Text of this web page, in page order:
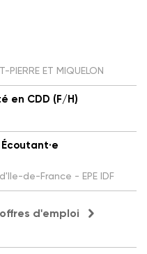
PIERRE ET MIQUELON
en CDD (F/H)
de-France - EPE IDF
d'emploi